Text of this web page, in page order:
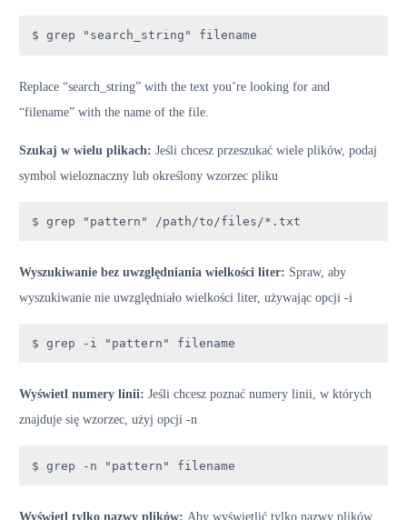
$ grep "search_string" filename
Replace “search_string” with the text you’re looking for and
“filename” with the name of the file.
Szukaj w wielu plikach: Jeśli chcesz przeszukać wiele plików, podaj
symbol wieloznaczny lub określony wzorzec pliku
$ grep "pattern" /path/to/files/*.txt
Wyszukiwanie bez uwzględniania wielkości liter: Spraw, aby
wyszukiwanie nie uwzględniało wielkości liter, używając opcji -i
$ grep -i "pattern" filename
Wyświetl numery linii: Jeśli chcesz poznać numery linii, w których
znajduje się wzorzec, użyj opcji -n
$ grep -n "pattern" filename
Wyświetl tylko nazwy plików: Aby wyświetlić tylko nazwy plików